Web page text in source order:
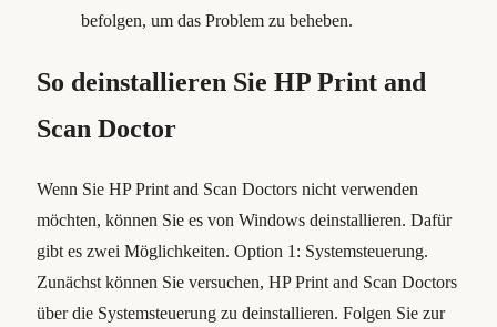
befolgen, um das Problem zu beheben.
So deinstallieren Sie HP Print and
Scan Doctor
Wenn Sie HP Print and Scan Doctors nicht verwenden
möchten, können Sie es von Windows deinstallieren. Dafür
gibt es zwei Möglichkeiten. Option 1: Systemsteuerung.
Zunächst können Sie versuchen, HP Print and Scan Doctors
über die Systemsteuerung zu deinstallieren. Folgen Sie zur